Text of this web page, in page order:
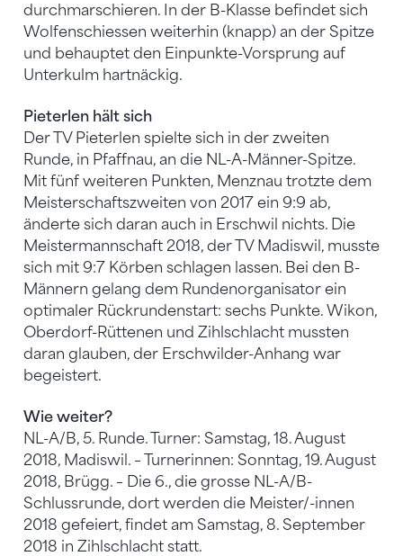
durchmarschieren. In der B-Klasse befindet sich
Wolfenschiessen weiterhin (knapp) an der Spitze
und behauptet den Einpunkte-Vorsprung auf
Unterkulm hartnäckig.
Pieterlen hält sich
Der TV Pieterlen spielte sich in der zweiten
Runde, in Pfaffnau, an die NL-A-Männer-Spitze.
Mit fünf weiteren Punkten, Menznau trotzte dem
Meisterschaftszweiten von 2017 ein 9:9 ab,
änderte sich daran auch in Erschwil nichts. Die
Meistermannschaft 2018, der TV Madiswil, musste
sich mit 9:7 Körben schlagen lassen. Bei den B-
Männern gelang dem Rundenorganisator ein
optimaler Rückrundenstart: sechs Punkte. Wikon,
Oberdorf-Rüttenen und Zihlschlacht mussten
daran glauben, der Erschwilder-Anhang war
begeistert.
Wie weiter?
NL-A/B, 5. Runde. Turner: Samstag, 18. August
2018, Madiswil. – Turnerinnen: Sonntag, 19. August
2018, Brügg. – Die 6., die grosse NL-A/B-
Schlussrunde, dort werden die Meister/-innen
2018 gefeiert, findet am Samstag, 8. September
2018 in Zihlschlacht statt.